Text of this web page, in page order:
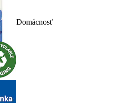
Domácnosť